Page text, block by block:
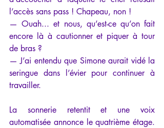
l’accès sans pass ! Chapeau, non !
— Ouah... et nous, qu’est-ce qu’on fait
encore là à cautionner et piquer à tour
de bras ?
— J’ai entendu que Simone aurait vidé la
seringue dans l’évier pour continuer à
travailler.
La sonnerie retentit et une voix
automatisée annonce le quatrième étage.